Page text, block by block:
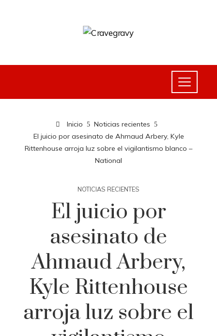
Inicio
Noticias recientes
El juicio por asesinato de Ahmaud Arbery, Kyle
Rittenhouse arroja luz sobre el vigilantismo blanco –
National
NOTICIAS RECIENTES
El juicio por
asesinato de
Ahmaud Arbery,
Kyle Rittenhouse
arroja luz sobre el